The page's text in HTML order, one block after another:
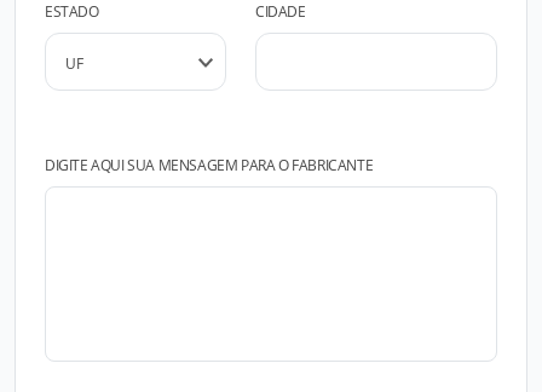
ESTADO CIDADE
DIGITE AQUI SUA MENSAGEM PARA O FABRICANTE